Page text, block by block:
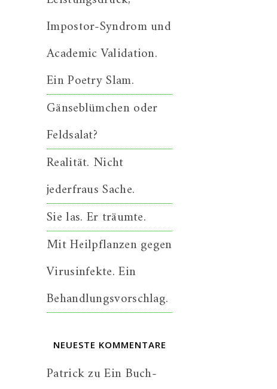
Impostor-Syndrom und
Academic Validation.
Ein Poetry Slam.
Gänseblümchen oder
Feldsalat?
Realität. Nicht
jederfraus Sache.
Sie las. Er träumte.
Mit Heilpflanzen gegen
Virusinfekte. Ein
Behandlungsvorschlag.
NEUESTE KOMMENTARE
PatrickzuEin Buch-